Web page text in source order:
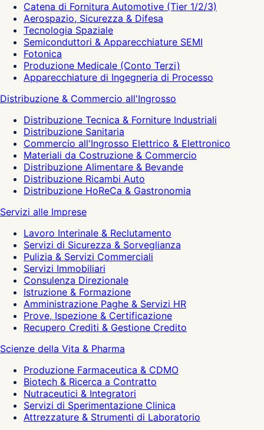
Catena di Fornitura Automotive (Tier 1/2/3)
Aerospazio, Sicurezza & Difesa
Tecnologia Spaziale
Semiconduttori & Apparecchiature SEMI
Fotonica
Produzione Medicale (Conto Terzi)
Apparecchiature di Ingegneria di Processo
Distribuzione & Commercio all'Ingrosso
Distribuzione Tecnica & Forniture Industriali
Distribuzione Sanitaria
Commercio all'Ingrosso Elettrico & Elettronico
Materiali da Costruzione & Commercio
Distribuzione Alimentare & Bevande
Distribuzione Ricambi Auto
Distribuzione HoReCa & Gastronomia
Servizi alle Imprese
Lavoro Interinale & Reclutamento
Servizi di Sicurezza & Sorveglianza
Pulizia & Servizi Commerciali
Servizi Immobiliari
Consulenza Direzionale
Istruzione & Formazione
Amministrazione Paghe & Servizi HR
Prove, Ispezione & Certificazione
Recupero Crediti & Gestione Credito
Scienze della Vita & Pharma
Produzione Farmaceutica & CDMO
Biotech & Ricerca a Contratto
Nutraceutici & Integratori
Servizi di Sperimentazione Clinica
Attrezzature & Strumenti di Laboratorio